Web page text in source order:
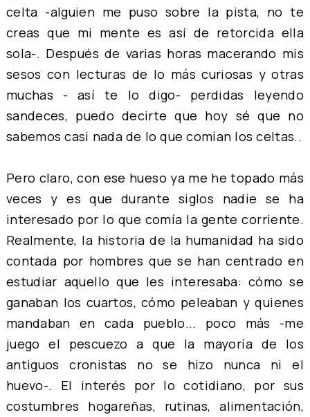
celta -alguien me puso sobre la pista, no te
creas que mi mente es así de retorcida ella
sola-. Después de varias horas macerando mis
sesos con lecturas de lo más curiosas y otras
muchas - así te lo digo- perdidas leyendo
sandeces, puedo decirte que hoy sé que no
sabemos casi nada de lo que comían los celtas..
Pero claro, con ese hueso ya me he topado más
veces y es que durante siglos nadie se ha
interesado por lo que comía la gente corriente.
Realmente, la historia de la humanidad ha sido
contada por hombres que se han centrado en
estudiar aquello que les interesaba: cómo se
ganaban los cuartos, cómo peleaban y quienes
mandaban en cada pueblo... poco más -me
juego el pescuezo a que la mayoría de los
antiguos cronistas no se hizo nunca ni el
huevo-. El interés por lo cotidiano, por sus
costumbres hogareñas, rutinas, alimentación,